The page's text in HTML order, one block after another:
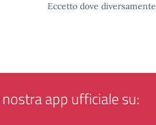
Eccetto dove
nostra app ufficiale su: